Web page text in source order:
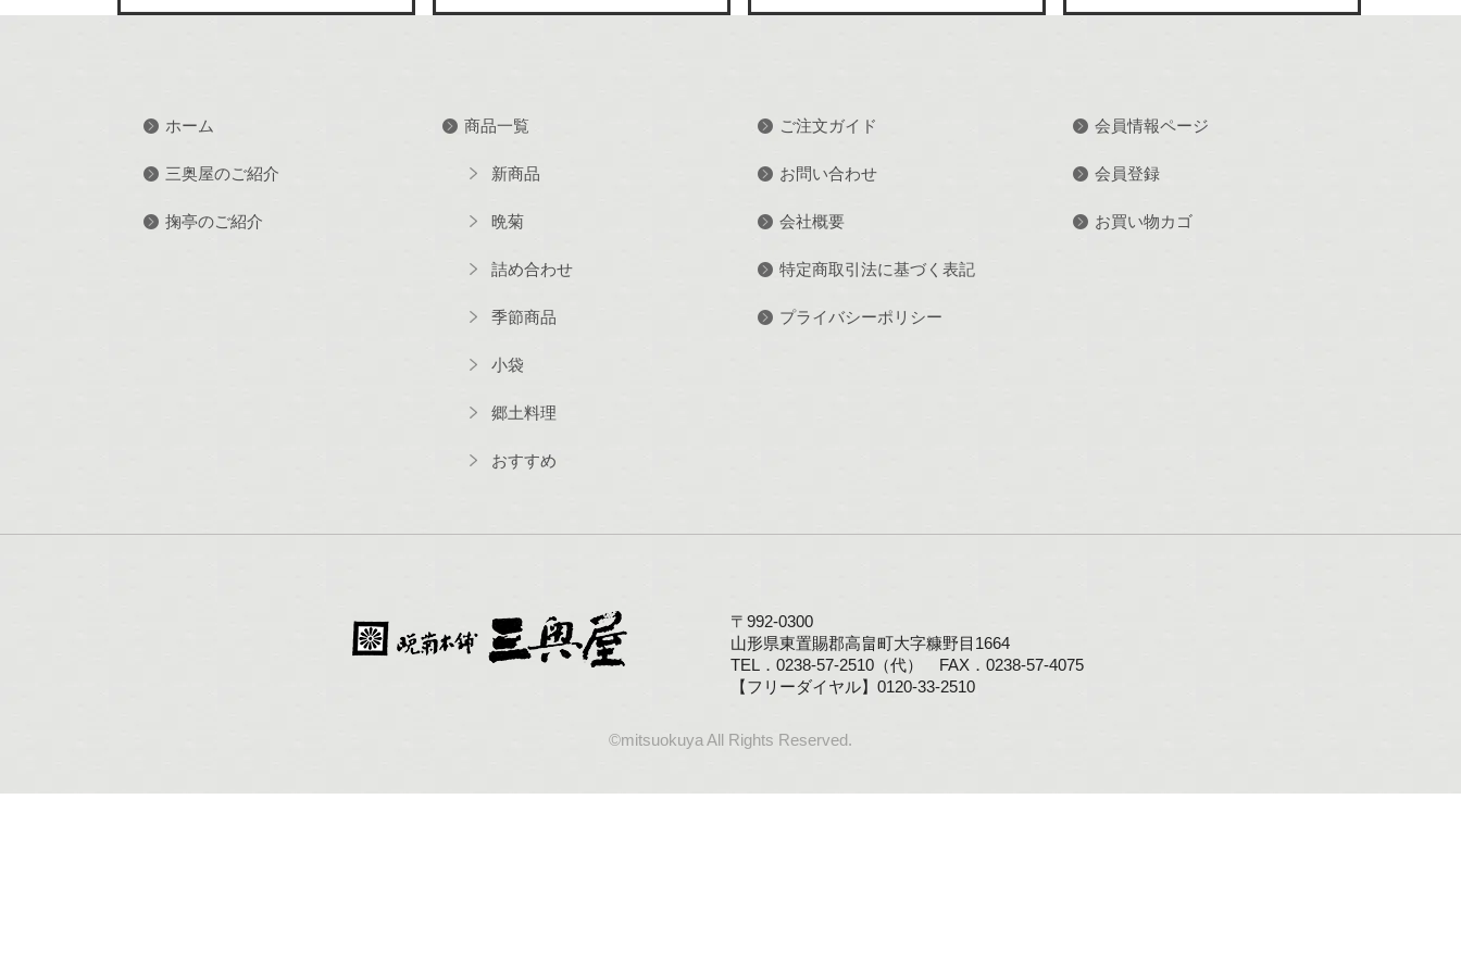
ホーム
三奥屋のご紹介
掬亭のご紹介
商品一覧
新商品
晩菊
詰め合わせ
季節商品
小袋
郷土料理
おすすめ
ご注文ガイド
お問い合わせ
会社概要
特定商取引法に基づく表記
プライバシーポリシー
会員情報ページ
会員登録
お買い物カゴ
〒992-0300
山形県東置賜郡高畠町大字糠野目1664
TEL．0238-57-2510（代） FAX．0238-57-4075
【フリーダイヤル】0120-33-2510
©mitsuokuya All Rights Reserved.